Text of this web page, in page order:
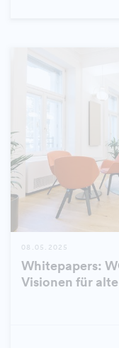
08.05.2025
Whitepapers:
Visionen für